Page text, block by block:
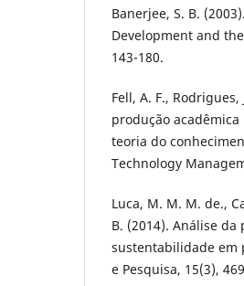
Banerjee, S. B.
Development and
143-180.
Fell, A. F.,
produção
teoria do
Technology
Luca, M. M. M. de.,
B. (2014). Análise
sustentabilidade em
e Pesquisa, 15(3),